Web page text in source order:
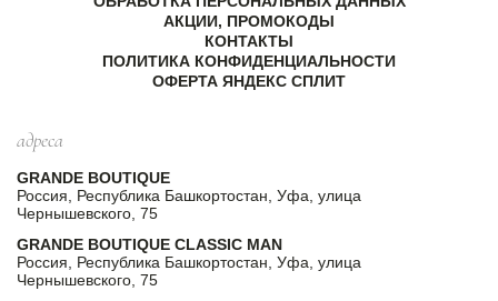
АКЦИИ, ПРОМОКОДЫ
КОНТАКТЫ
ПОЛИТИКА КОНФИДЕНЦИАЛЬНОСТИ
ОФЕРТА ЯНДЕКС СПЛИТ
адреса
GRANDE BOUTIQUE
Россия, Республика Башкортостан, Уфа, улица
Чернышевского, 75
GRANDE BOUTIQUE CLASSIC MAN
Россия, Республика Башкортостан, Уфа, улица
Чернышевского, 75